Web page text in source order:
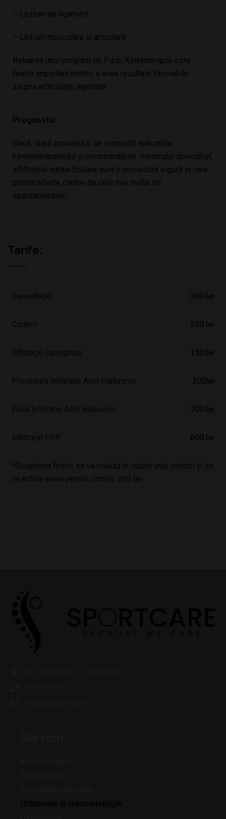
– Leziuni de ligament
– Leziuni musculare și articulare
Reluarea unui program de Fizio/Kinetoterapie este
foarte important pentru a avea rezultate favorabile
asupra articulației injectate.
Prognostic:
Dacă, după procedură, se respectă indicațiile
kinetoterapeutului și recomandările medicului specialist,
infiltrațiile intraarticulare sunt o procedură sigură și care
promit efecte clinice de cele mai multe ori
spectaculoase!
Tarife:
Control 250 lei
Procedură infiltrație Acid Hialuronic 200lei
Infiltrație PRP 800 lei